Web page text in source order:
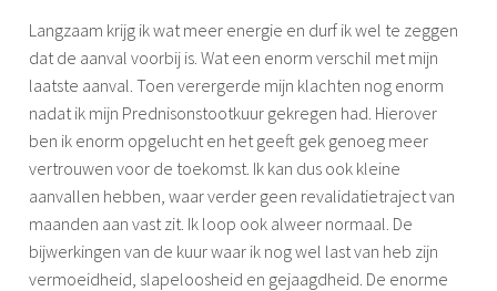
m
o
n
e
Langzaam krijg ik wat meer energie en durf ik wel te zeggen
dat de aanval voorbij is. Wat een enorm verschil met mijn
laatste aanval. Toen verergerde mijn klachten nog enorm
nadat ik mijn Prednisonstootkuur gekregen had. Hierover
ben ik enorm opgelucht en het geeft gek genoeg meer
vertrouwen voor de toekomst. Ik kan dus ook kleine
aanvallen hebben, waar verder geen revalidatietraject van
maanden aan vast zit. Ik loop ook alweer normaal. De
bijwerkingen van de kuur waar ik nog wel last van heb zijn
vermoeidheid, slapeloosheid en gejaagdheid. De enorme